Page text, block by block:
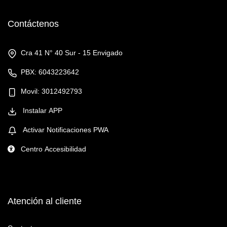
Contáctenos
Cra 41 N° 40 Sur - 15 Envigado
PBX: 6043223642
Movil: 3012492793
Instalar APP
Activar Notificaciones PWA
Centro Accesibilidad
Atención al cliente